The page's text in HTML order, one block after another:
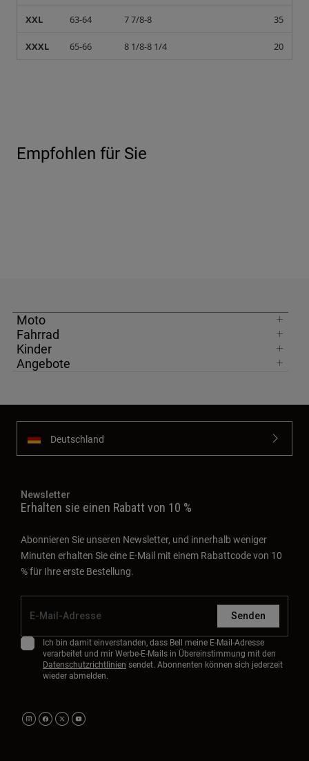
XXL 63-64 7 7/8-8 35
XXXL 65-66 8 1/8-8 1/4 20
Empfohlen für Sie
Moto
Fahrrad
Kinder
Angebote
Deutschland
Newsletter
Erhalten sie einen Rabatt von 10 %
Abonnieren Sie unseren Newsletter, und innerhalb weniger
Minuten erhalten Sie eine E-Mail mit einem Rabattcode von 10
% für Ihre erste Bestellung.
Senden
Ich bin damit einverstanden, dass Bell meine E-Mail-Adresse
verarbeitet und mir Werbe-E-Mails in Übereinstimmung mit den
Datenschutzrichtlinien sendet. Abonnenten können sich jederzeit
wieder abmelden.